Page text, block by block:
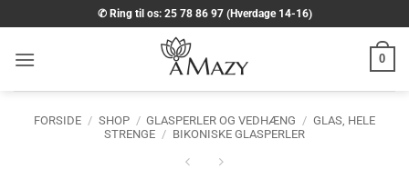
til
indhold
✆ Ring til os: 25 78 86 97 (Hverdage 14-16)
0
FORSIDE / SHOP / GLASPERLER OG VEDHÆNG / GLAS, HELE
STRENGE / BIKONISKE GLASPERLER